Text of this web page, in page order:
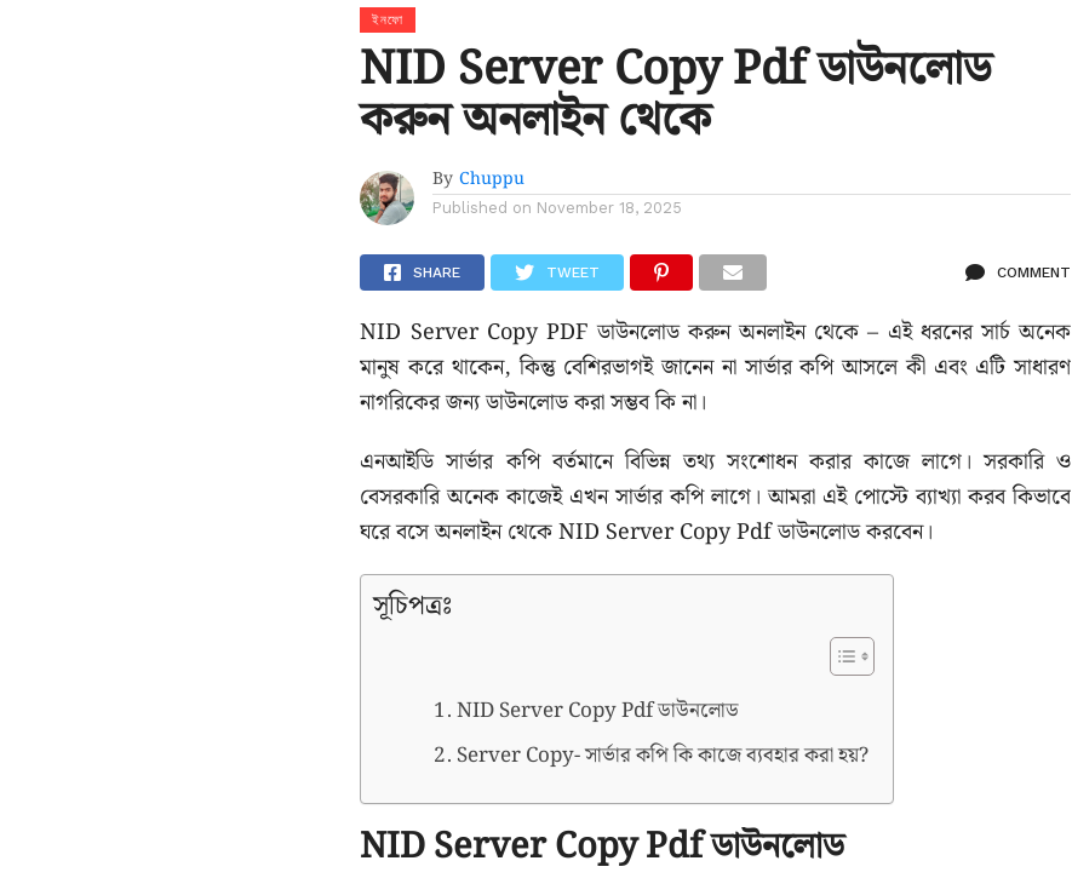
ইনফো
NID Server Copy Pdf ডাউনলোড
করুন অনলাইন থেকে
By Chuppu
Published on November 18, 2025
SHARE TWEET COMMENT
NID Server Copy PDF ডাউনলোড করুন অনলাইন থেকে – এই ধরনের সার্চ অনেক
মানুষ করে থাকেন, কিন্তু বেশিরভাগই জানেন না সার্ভার কপি আসলে কী এবং এটি সাধারণ
নাগরিকের জন্য ডাউনলোড করা সম্ভব কি না।
এনআইডি সার্ভার কপি বর্তমানে বিভিন্ন তথ্য সংশোধন করার কাজে লাগে। সরকারি ও
বেসরকারি অনেক কাজেই এখন সার্ভার কপি লাগে। আমরা এই পোস্টে ব্যাখ্যা করব কিভাবে
ঘরে বসে অনলাইন থেকে NID Server Copy Pdf ডাউনলোড করবেন।
সূচিপত্রঃ
NID Server Copy Pdf ডাউনলোড
Server Copy- সার্ভার কপি কি কাজে ব্যবহার করা হয়?
NID Server Copy Pdf ডাউনলোড